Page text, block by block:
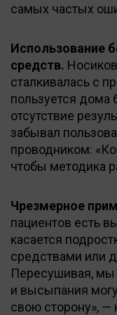
самых частых
Использование
средств.
сталкивалась с
пользуется дома
отсутствие
забывал
проводником:
чтобы методика
Чрезмерное
пациентов есть
касается
средствами или
Пересушивая, мы
и высыпания
свою сторону», —